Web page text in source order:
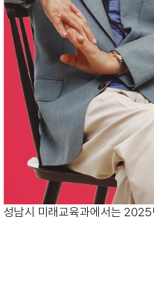
성남시 미래교육과에서는